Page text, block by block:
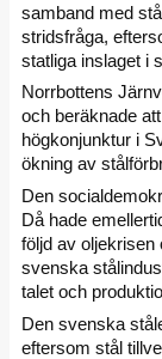
samband med
stridsfråga,
statliga inslaget i
Norrbottens
och beräknade
högkonjunktur i
ökning av
Den
Då hade
följd av oljekrisen
svenska
talet och
Den svenska
eftersom stål